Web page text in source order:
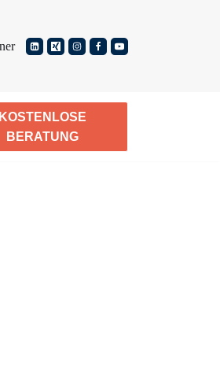
KOSTENLOSE
BERATUNG